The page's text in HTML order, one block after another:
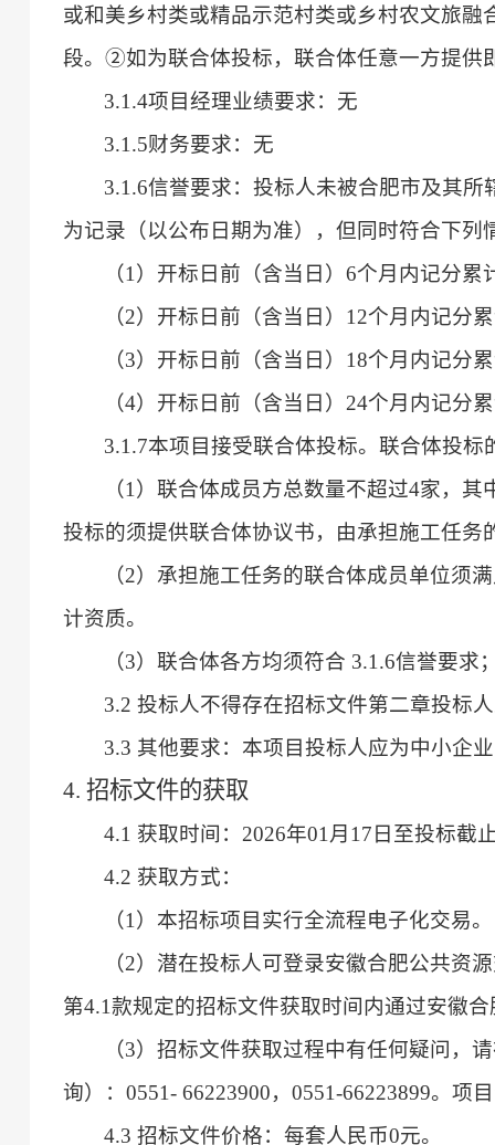
或和美乡村类或精品示范村类或乡村农文旅
段。②如为联合体投标，联合体任意一方提供
3.1.4项目经理业绩要求：无
3.1.5财务要求：无
3.1.6信誉要求：投标人未被合肥市及其
为记录（以公布日期为准），但同时符合下列
（1）开标日前（含当日）6个月内记分累
（2）开标日前（含当日）12个月内记分
（3）开标日前（含当日）18个月内记分
（4）开标日前（含当日）24个月内记分
3.1.7本项目接受联合体投标。联合体投标
（1）联合体成员方总数量不超过4家，
投标的须提供联合体协议书，由承担施工任
（2）承担施工任务的联合体成员单位须
计资质。
（3）联合体各方均须符合 3.1.6信誉要求
3.2 投标人不得存在招标文件第二章投标
3.3 其他要求：本项目投标人应为中小企
4. 招标文件的获取
4.1 获取时间：2026年01月17日至投标截
4.2 获取方式：
（1）本招标项目实行全流程电子化交易。
（2）潜在投标人可登录安徽合肥公共资
第4.1款规定的招标文件获取时间内通过安徽
（3）招标文件获取过程中有任何疑问，
询）：0551- 66223900，0551-66223899。项
4.3 招标文件价格：每套人民币0元。